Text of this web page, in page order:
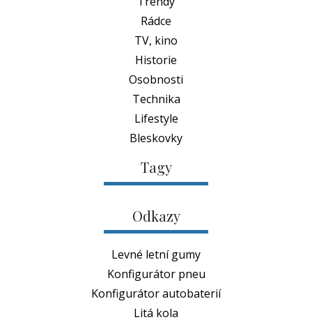
Rádce
TV, kino
Historie
Osobnosti
Technika
Lifestyle
Bleskovky
Tagy
Odkazy
Levné letní gumy
Konfigurátor pneu
Konfigurátor autobaterií
Litá kola